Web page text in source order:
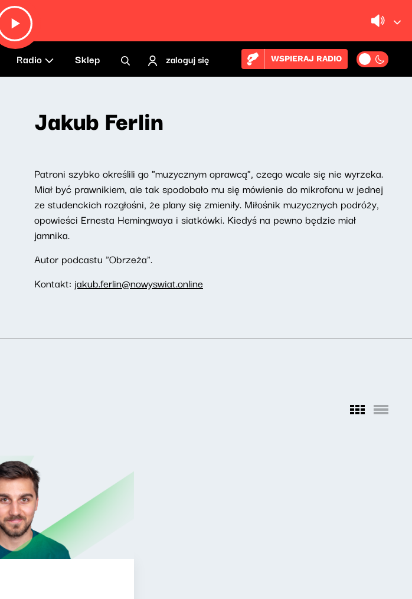
Radio Sklep zaloguj się WSPIERAJ RADIO
Jakub Ferlin
Patroni szybko określili go "muzycznym oprawcą", czego wcale się nie wyrzeka.
Miał być prawnikiem, ale tak spodobało mu się mówienie do mikrofonu w jednej
ze studenckich rozgłośni, że plany się zmieniły. Miłośnik muzycznych podróży,
opowieści Ernesta Hemingwaya i siatkówki. Kiedyś na pewno będzie miał
jamnika.
Autor podcastu "Obrzeża".
Kontakt: jakub.ferlin@nowyswiat.online